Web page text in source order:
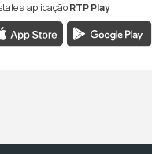
Antena 2
RTP Antena 2
RTP Antena 2
Antena 2
a aplicaçãoRTP Play